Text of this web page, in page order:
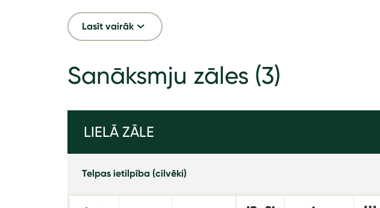
Lasīt vairāk
Sanāksmju zāles (3)
LIELĀ ZĀLE
Telpas ietilpība (cilvēki)